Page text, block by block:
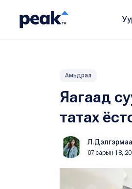
Амьдрал
Яагаад
татах
Л.Дэлгэрмаа
07 сарын 18,